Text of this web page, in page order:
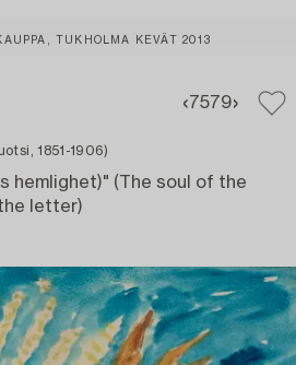
TUKHOLMA KEVÄT 2013
7579
1851-1906)
hemlighet)" (The soul of the
letter)